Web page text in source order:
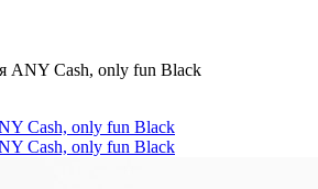
ANY Cash, only fun Black